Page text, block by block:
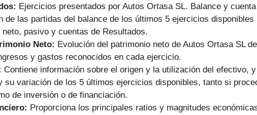
Ejercicios presentados por Autos Ortasa SL. Balance y
de las partidas del balance de los últimos 5 ejercicios disponibles
pasivo y cuentas de Resultados.
Neto: Evolución del patrimonio neto de Autos Ortasa SL
y gastos reconocidos en cada ejercicio.
Contiene información sobre el origen y la utilización del efectivo,
variación de los 5 últimos ejercicios disponibles, tanto si
de inversión o de financiación.
Proporciona los principales ratios y magnitudes